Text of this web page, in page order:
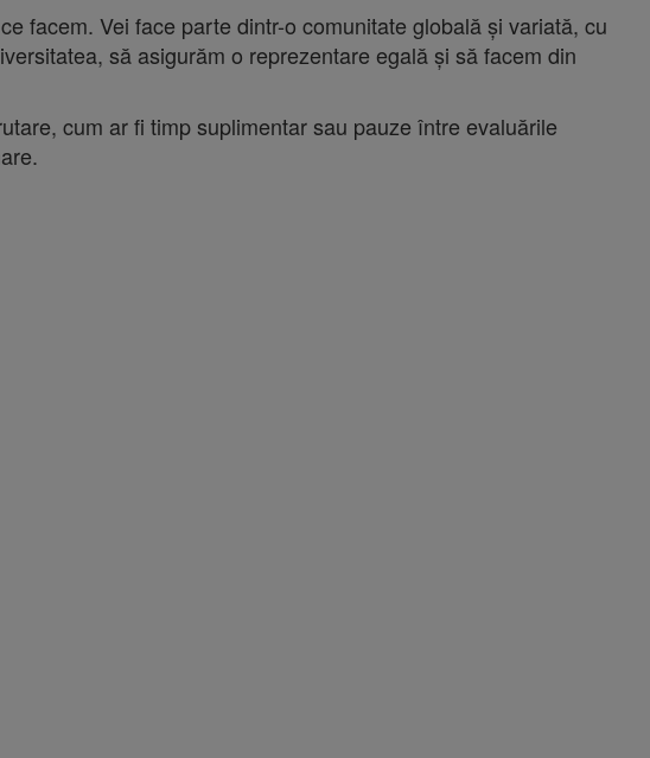
facem. Vei face parte dintr-o comunitate globală și variată, cu
să asigurăm o reprezentare egală și să facem din
cum ar fi timp suplimentar sau pauze între evaluările